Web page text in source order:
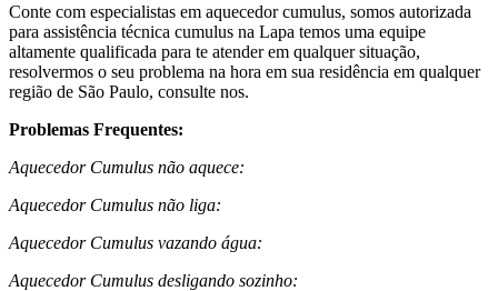
Conte com especialistas em aquecedor cumulus, somos autorizada
para assistência técnica cumulus na Lapa temos uma equipe
altamente qualificada para te atender em qualquer situação,
resolvermos o seu problema na hora em sua residência em qualquer
região de São Paulo, consulte nos.
Problemas Frequentes:
Aquecedor Cumulus não aquece:
Aquecedor Cumulus não liga:
Aquecedor Cumulus vazando água:
Aquecedor Cumulus desligando sozinho: